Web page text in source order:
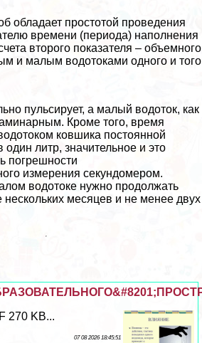
обладает простотой проведения
времени (периода) наполнения
второго показателя – объемного
и малым водотоками одного и того
пульсирует, а малый водоток, как
Кроме того, время
ковшика постоянной
литр, значительное и это
погрешности
измерения секундомером.
водотоке нужно продолжать
нескольких месяцев и не менее двух
270 KB...
07 08 2026 18:45:51